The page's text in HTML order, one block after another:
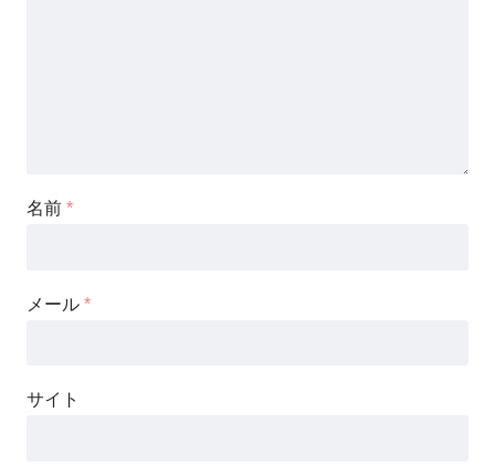
名前 *
メール *
サイト